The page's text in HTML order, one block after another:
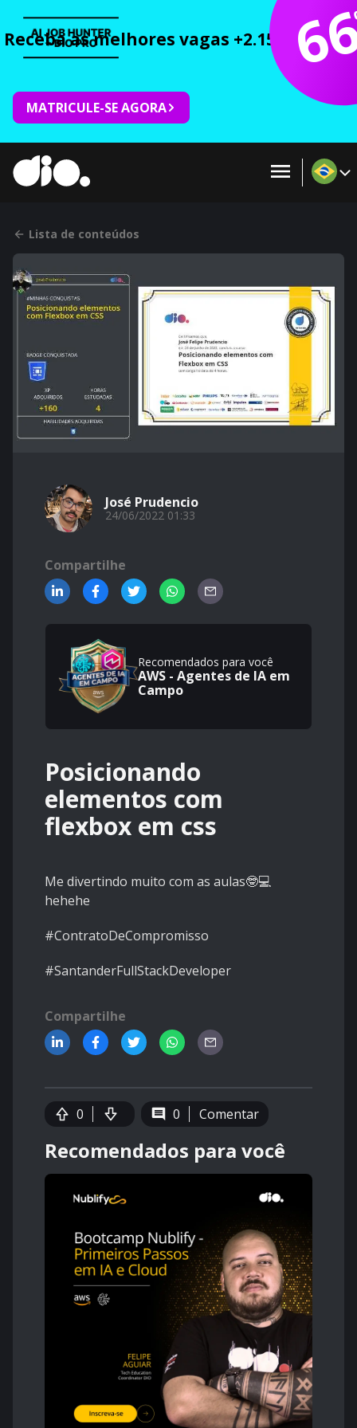
Receba as melhores vagas +2.150 cursos
MATRICULE-SE AGORA
Lista de conteúdos
José Prudencio
24/06/2022 01:33
Compartilhe
Recomendados para você
AWS - Agentes de IA em
Campo
Posicionando
elementos com
flexbox em css
Me divertindo muito com as aulas🤓💻
hehehe
#ContratoDeCompromisso
#SantanderFullStackDeveloper
Compartilhe
0 0 Comentar
Recomendados para você